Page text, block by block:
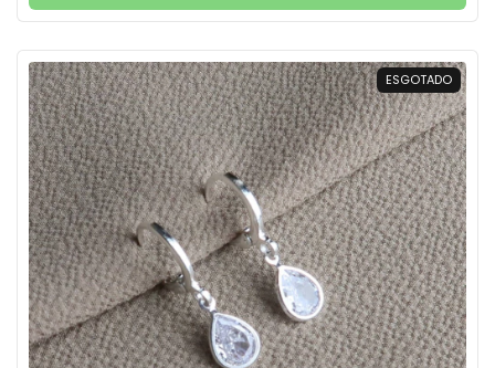
ESGOTADO